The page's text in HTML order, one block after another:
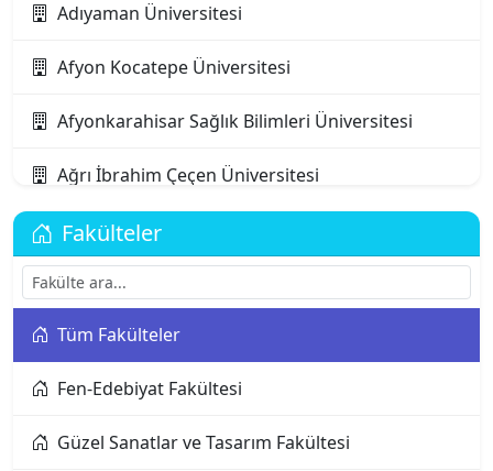
Adıyaman Üniversitesi
Afyon Kocatepe Üniversitesi
Afyonkarahisar Sağlık Bilimleri Üniversitesi
Ağrı İbrahim Çeçen Üniversitesi
Akdeniz Karpaz Üniversitesi
Akdeniz Üniversitesi
Aksaray Üniversitesi
Alanya Alaaddin Keykubat Üniversitesi
Alanya Üniversitesi
Fakülteler
Tüm Fakülteler
Fen-Edebiyat Fakültesi
Güzel Sanatlar ve Tasarım Fakültesi